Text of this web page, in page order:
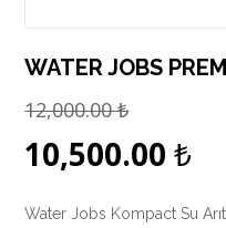
WATER JOBS
12,000.00₺
10,500.00₺
Water Jobs Kompact Su